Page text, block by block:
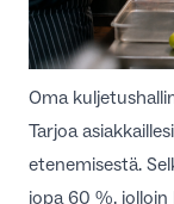
Oma
Tarjoa
etenemisestä.
jopa 60 %,